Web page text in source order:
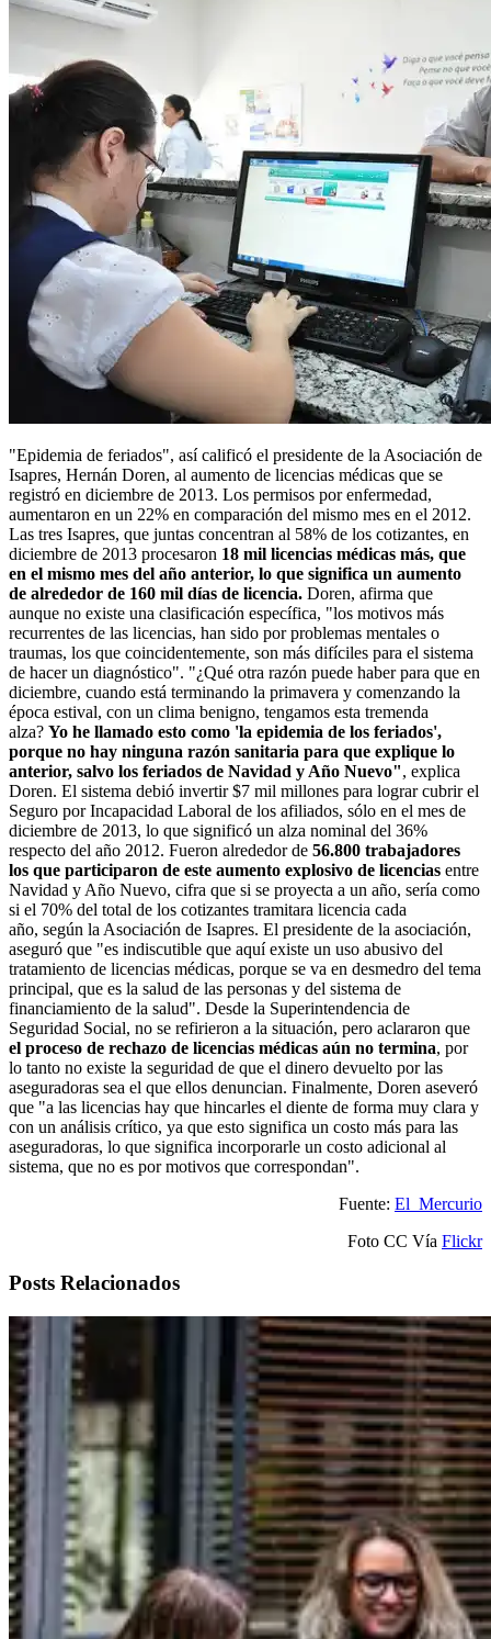
"Epidemia de feriados", así calificó el presidente de la Asociación de
Isapres, Hernán Doren, al aumento de licencias médicas que se
registró en diciembre de 2013. Los permisos por enfermedad,
aumentaron en un 22% en comparación del mismo mes en el 2012.
Las tres Isapres, que juntas concentran al 58% de los cotizantes, en
diciembre de 2013 procesaron 18 mil licencias médicas más, que
en el mismo mes del año anterior, lo que significa un aumento
de alrededor de 160 mil días de licencia. Doren, afirma que
aunque no existe una clasificación específica, "los motivos más
recurrentes de las licencias, han sido por problemas mentales o
traumas, los que coincidentemente, son más difíciles para el sistema
de hacer un diagnóstico". "¿Qué otra razón puede haber para que en
diciembre, cuando está terminando la primavera y comenzando la
época estival, con un clima benigno, tengamos esta tremenda
alza? Yo he llamado esto como 'la epidemia de los feriados',
porque no hay ninguna razón sanitaria para que explique lo
anterior, salvo los feriados de Navidad y Año Nuevo", explica
Doren. El sistema debió invertir $7 mil millones para lograr cubrir el
Seguro por Incapacidad Laboral de los afiliados, sólo en el mes de
diciembre de 2013, lo que significó un alza nominal del 36%
respecto del año 2012. Fueron alrededor de 56.800 trabajadores
los que participaron de este aumento explosivo de licencias entre
Navidad y Año Nuevo, cifra que si se proyecta a un año, sería como
si el 70% del total de los cotizantes tramitara licencia cada
año, según la Asociación de Isapres. El presidente de la asociación,
aseguró que "es indiscutible que aquí existe un uso abusivo del
tratamiento de licencias médicas, porque se va en desmedro del tema
principal, que es la salud de las personas y del sistema de
financiamiento de la salud". Desde la Superintendencia de
Seguridad Social, no se refirieron a la situación, pero aclararon que
el proceso de rechazo de licencias médicas aún no termina, por
lo tanto no existe la seguridad de que el dinero devuelto por las
aseguradoras sea el que ellos denuncian. Finalmente, Doren aseveró
que "a las licencias hay que hincarles el diente de forma muy clara y
con un análisis crítico, ya que esto significa un costo más para las
aseguradoras, lo que significa incorporarle un costo adicional al
sistema, que no es por motivos que correspondan".
Fuente: El Mercurio
Foto CC Vía Flickr
Posts Relacionados